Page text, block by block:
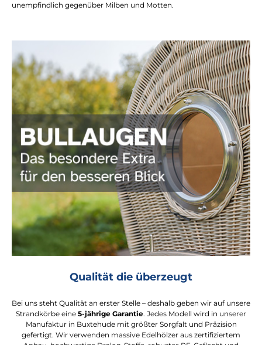
unempfindlich gegenüber Milben und Motten.
Qualität die überzeugt
Bei uns steht Qualität an erster Stelle – deshalb geben wir auf unsere
Strandkörbe eine 5-jährige Garantie. Jedes Modell wird in unserer
Manufaktur in Buxtehude mit größter Sorgfalt und Präzision
gefertigt. Wir verwenden massive Edelhölzer aus zertifiziertem